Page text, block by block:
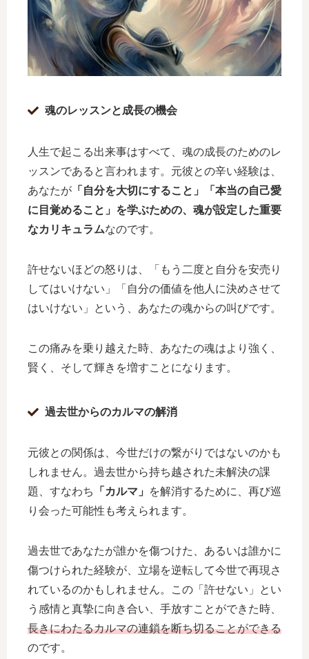
魂のレッスンと成長の機会
人生で起こる出来事はすべて、魂の成長のためのレ
ッスンであると言われます。元彼との辛い経験は、
あなたが 「自分を大切にすること」「本当の自己愛
に目覚めること」を学ぶための、魂が設定した重要
なカリキュラムなのです。
許せないほどの怒りは、「もう二度と自分を安売り
してはいけない」「自分の価値を他人に決めさせて
はいけない」という、あなたの魂からの叫びです。
この痛みを乗り越えた時、あなたの魂はより強く、
賢く、そして輝きを増すことになります。
過去世からのカルマの解消
元彼との関係は、今世だけの繋がりではないのかも
しれません。過去世から持ち越された未解決の課
題、すなわち
「カルマ」
を解消するために、再び巡
り会った可能性も考えられます。
過去世であなたが誰かを傷つけた、あるいは誰かに
傷つけられた経験が、立場を逆転して今世で再現さ
れているのかもしれません。この「許せない」とい
う感情と真摯に向き合い、手放すことができた時、
長きにわたるカルマの連鎖を断ち切ることができる
のです。